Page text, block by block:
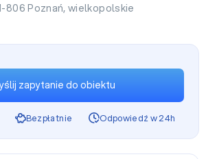
806Poznań,wielkopolskie
zapytanie do obiektu
Bezpłatnie Odpowiedź w 24h